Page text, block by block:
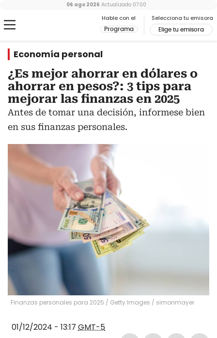
Hable con el
Programa
Selecciona tu emisora
Elige tu emisora
06 ago 2026 Actualizado 07:00
Economía personal
¿Es mejor ahorrar en dólares o
ahorrar en pesos?: 3 tips para
mejorar las finanzas en 2025
Antes de tomar una decisión, informese bien
en sus finanzas personales.
Finanzas personales para 2025 / Getty Images / simonmayer
01/12/2024 - 13:17 GMT-5